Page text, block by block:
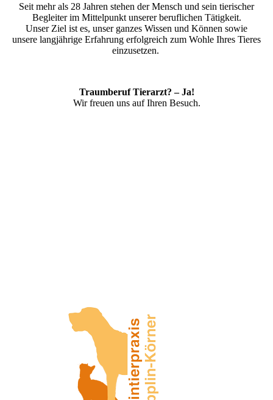
Seit mehr als 28 Jahren stehen der Mensch und sein tierischer
Begleiter im Mittelpunkt unserer beruflichen Tätigkeit.
Unser Ziel ist es, unser ganzes Wissen und Können sowie
unsere langjährige Erfahrung erfolgreich zum Wohle Ihres Tieres
einzusetzen.
Traumberuf Tierarzt? – Ja!
Wir freuen uns auf Ihren Besuch.